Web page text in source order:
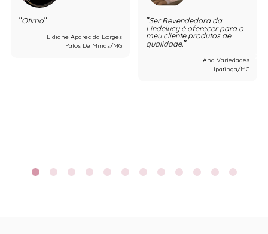
Otimo
Lidiane Aparecida Borges
Patos De Minas/MG
Ser Revendedora da
Lindelucy é oferecer para o
meu cliente produtos de
qualidade.
Ana Variedades
Ipatinga/MG